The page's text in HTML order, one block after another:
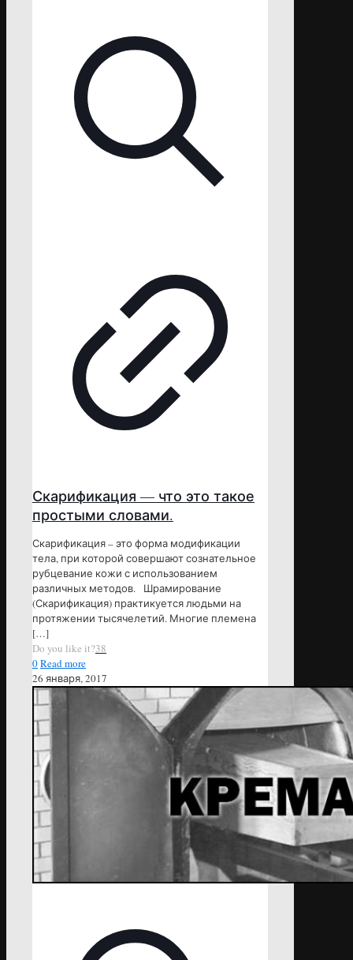
Скарификация — что это такое
простыми словами.
Скарификация – это форма модификации
тела, при которой совершают сознательное
рубцевание кожи с использованием
различных методов. Шрамирование
(Скарификация) практикуется людьми на
протяжении тысячелетий. Многие племена
[…]
Do you like it?38
0Read more
26 января, 2017